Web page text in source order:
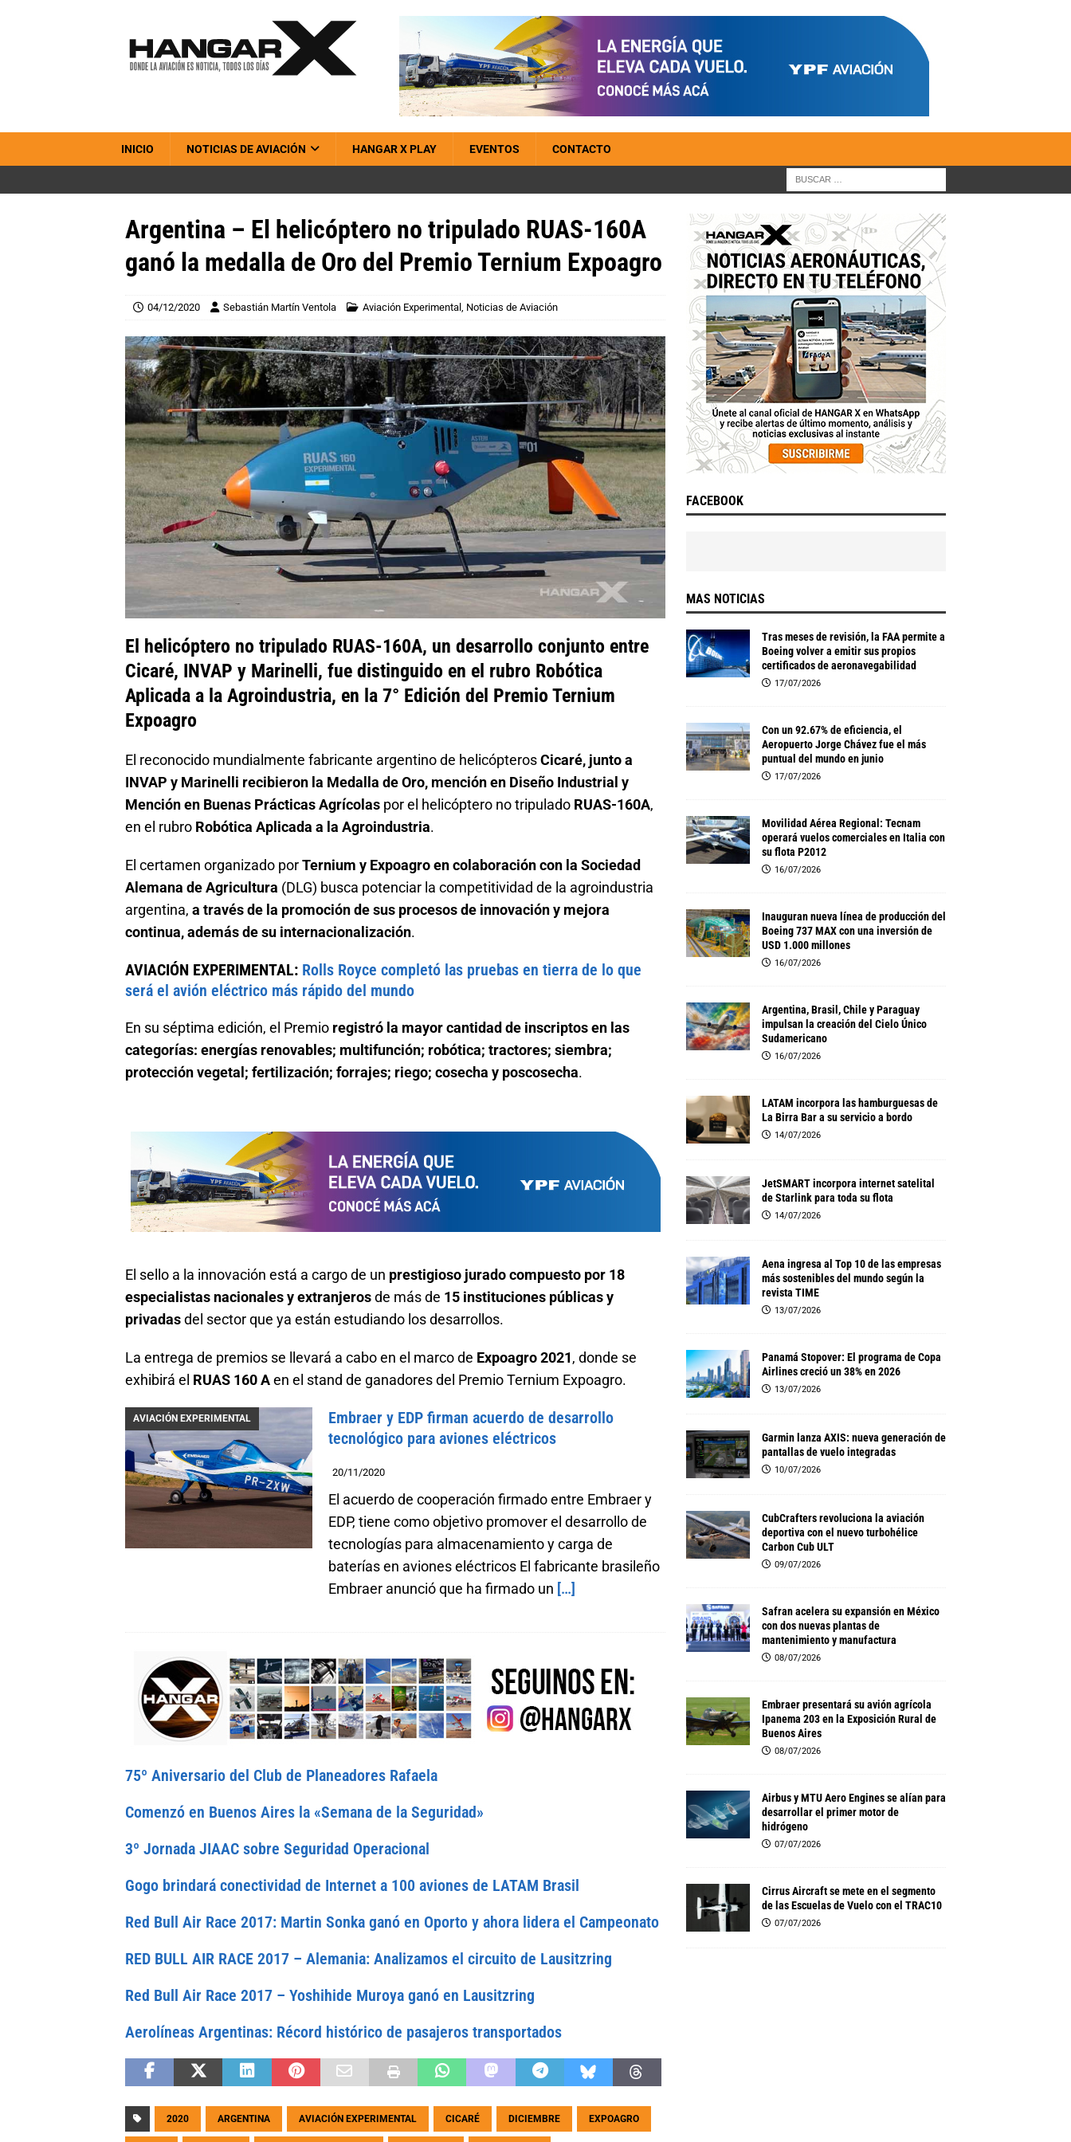
INICIO NOTICIAS DE AVIACIÓN HANGAR X PLAY EVENTOS CONTACTO
Argentina – El helicóptero no tripulado RUAS-160A
ganó la medalla de Oro del Premio Ternium Expoagro
04/12/2020 Sebastián Martín Ventola Aviación Experimental , Noticias de Aviación
El helicóptero no tripulado RUAS-160A, un desarrollo conjunto entre
Cicaré, INVAP y Marinelli, fue distinguido en el rubro Robótica
Aplicada a la Agroindustria, en la 7° Edición del Premio Ternium
Expoagro
El reconocido mundialmente fabricante argentino de helicópterosCicaré, junto a
INVAP y Marinelli recibieron la Medalla de Oro, mención en Diseño Industrial y
Mención en Buenas Prácticas Agrícolas por el helicóptero no tripulado RUAS-160A,
en el rubro Robótica Aplicada a la Agroindustria.
El certamen organizado porTernium y Expoagro en colaboración con la Sociedad
Alemana de Agricultura (DLG) busca potenciar la competitividad de la agroindustria
argentina, a través de la promoción de sus procesos de innovación y mejora
continua, además de su internacionalización.
AVIACIÓN EXPERIMENTAL: Rolls Royce completó las pruebas en tierra de lo que
será el avión eléctrico más rápido del mundo
En su séptima edición, el Premio registró la mayor cantidad de inscriptos en las
categorías: energías renovables; multifunción; robótica; tractores; siembra;
protección vegetal; fertilización; forrajes; riego; cosecha y poscosecha.
El sello a la innovación está a cargo de un prestigioso jurado compuesto por 18
especialistas nacionales y extranjerosde más de 15 instituciones públicas y
privadasdel sector que ya están estudiando los desarrollos.
La entrega de premios se llevará a cabo en el marco de Expoagro 2021, donde se
exhibirá el RUAS 160 Aen el stand de ganadores del Premio Ternium Expoagro.
AVIACIÓN EXPERIMENTAL
Embraer y EDP firman acuerdo de desarrollo
tecnológico para aviones eléctricos
20/11/2020
El acuerdo de cooperación firmado entre Embraer y
EDP, tiene como objetivo promover el desarrollo de
tecnologías para almacenamiento y carga de
baterías en aviones eléctricos El fabricante brasileño
Embraer anunció que ha firmado un […]
75º Aniversario del Club de Planeadores Rafaela
Comenzó en Buenos Aires la «Semana de la Seguridad»
3º Jornada JIAAC sobre Seguridad Operacional
Gogo brindará conectividad de Internet a 100 aviones de LATAM Brasil
Red Bull Air Race 2017: Martin Sonka ganó en Oporto y ahora lidera el Campeonato
RED BULL AIR RACE 2017 – Alemania: Analizamos el circuito de Lausitzring
Red Bull Air Race 2017 – Yoshihide Muroya ganó en Lausitzring
Aerolíneas Argentinas: Récord histórico de pasajeros transportados
2020 ARGENTINA AVIACIÓN EXPERIMENTAL CICARÉ DICIEMBRE EXPOAGRO
FACEBOOK
MAS NOTICIAS
Tras meses de revisión, la FAA permite a
Boeing volver a emitir sus propios
certificados de aeronavegabilidad
17/07/2026
Con un 92.67% de eficiencia, el
Aeropuerto Jorge Chávez fue el más
puntual del mundo en junio
17/07/2026
Movilidad Aérea Regional: Tecnam
operará vuelos comerciales en Italia con
su flota P2012
16/07/2026
Inauguran nueva línea de producción del
Boeing 737 MAX con una inversión de
USD 1.000 millones
16/07/2026
Argentina, Brasil, Chile y Paraguay
impulsan la creación del Cielo Único
Sudamericano
16/07/2026
LATAM incorpora las hamburguesas de
La Birra Bar a su servicio a bordo
14/07/2026
JetSMART incorpora internet satelital
de Starlink para toda su flota
14/07/2026
Aena ingresa al Top 10 de las empresas
más sostenibles del mundo según la
revista TIME
13/07/2026
Panamá Stopover: El programa de Copa
Airlines creció un 38% en 2026
13/07/2026
Garmin lanza AXIS: nueva generación de
pantallas de vuelo integradas
10/07/2026
CubCrafters revoluciona la aviación
deportiva con el nuevo turbohélice
Carbon Cub ULT
09/07/2026
Safran acelera su expansión en México
con dos nuevas plantas de
mantenimiento y manufactura
08/07/2026
Embraer presentará su avión agrícola
Ipanema 203 en la Exposición Rural de
Buenos Aires
08/07/2026
Airbus y MTU Aero Engines se alían para
desarrollar el primer motor de
hidrógeno
07/07/2026
Cirrus Aircraft se mete en el segmento
de las Escuelas de Vuelo con el TRAC10
07/07/2026